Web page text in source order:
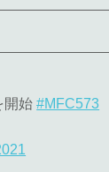
開始#MFC573